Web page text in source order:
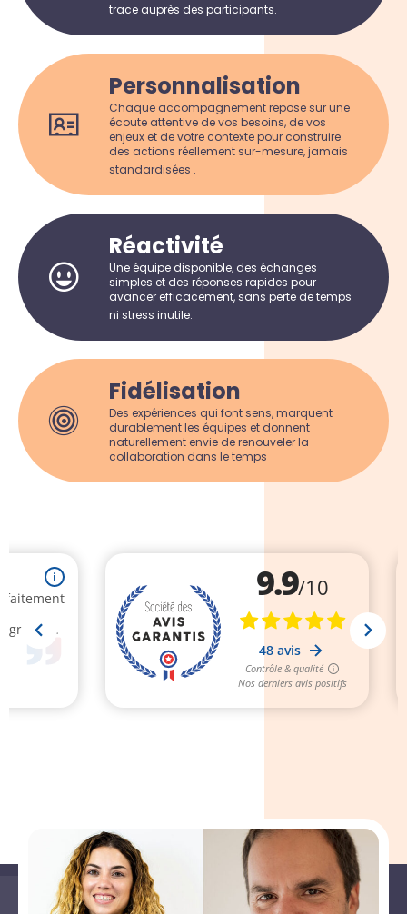
trace auprès des participants.
Personnalisation
Chaque accompagnement repose sur une
écoute attentive de vos besoins, de vos
enjeux et de votre contexte pour construire
des actions réellement sur-mesure, jamais
standardisées .
Réactivité
Une équipe disponible, des échanges
simples et des réponses rapides pour
avancer efficacement, sans perte de temps
ni stress inutile.
Fidélisation
Des expériences qui font sens, marquent
durablement les équipes et donnent
naturellement envie de renouveler la
collaboration dans le temps